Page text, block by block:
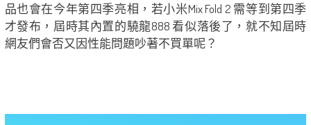
品也會在今年第四季亮相，若小米Mix Fold 2 需等到第四季
才發布，屆時其內置的驍龍888 看似落後了，就不知屆時
網友們會否又因性能問題吵著不買單呢？